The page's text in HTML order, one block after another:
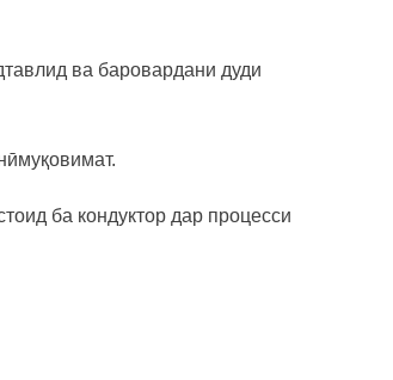
тавлид ва баровардани дуди
муқовимат.
оид ба кондуктор дар процесси